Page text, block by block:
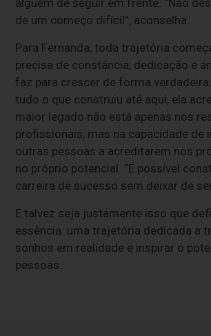
de um começo difícil”, aconselha.
Para Fernanda, toda trajetória
precisa de constância, dedicação e
faz para crescer de forma
tudo o que construiu até aqui, ela
maior legado não está apenas nos
profissionais, mas na capacidade de
outras pessoas a acreditarem nos
no próprio potencial. “É possível
carreira de sucesso sem deixar de
E talvez seja justamente isso que
essência: uma trajetória dedicada a
sonhos em realidade e inspirar o
pessoas.